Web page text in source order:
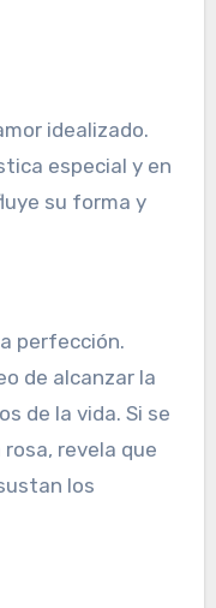
idealizado.
especial y en
su forma y
perfección.
de alcanzar la
de la vida. Si se
revela que
los